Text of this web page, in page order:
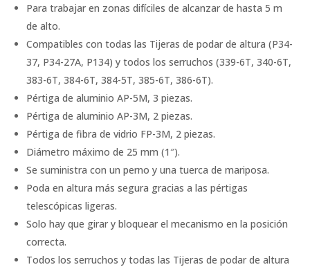
Para trabajar en zonas difíciles de alcanzar de hasta 5 m
de alto.
Compatibles con todas las Tijeras de podar de altura (P34-
37, P34-27A, P134) y todos los serruchos (339-6T, 340-6T,
383-6T, 384-6T, 384-5T, 385-6T, 386-6T).
Pértiga de aluminio AP-5M, 3 piezas.
Pértiga de aluminio AP-3M, 2 piezas.
Pértiga de fibra de vidrio FP-3M, 2 piezas.
Diámetro máximo de 25 mm (1″).
Se suministra con un perno y una tuerca de mariposa.
Poda en altura más segura gracias a las pértigas
telescópicas ligeras.
Solo hay que girar y bloquear el mecanismo en la posición
correcta.
Todos los serruchos y todas las Tijeras de podar de altura